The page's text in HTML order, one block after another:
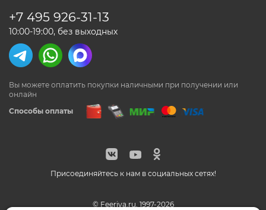
Присоединяйтесь к нам в социальных сетях!
© Feeriya.ru, 1997-2026
Способы оплаты
Вы можете оплатить покупки наличными при получении или
онлайн
+7 495 926-31-13
10:00-19:00, без выходных